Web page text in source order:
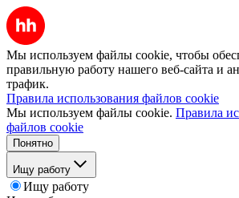
Мы используем файлы cookie, чтобы
правильную работу нашего веб-сайта и
трафик.
Правила использования файлов cookie
Мы используем файлы cookie. Правила
файлов cookie
Понятно
Ищу работу
Ищу работу